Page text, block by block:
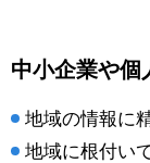
中小企業や個
地域の情報に
地域に根付い